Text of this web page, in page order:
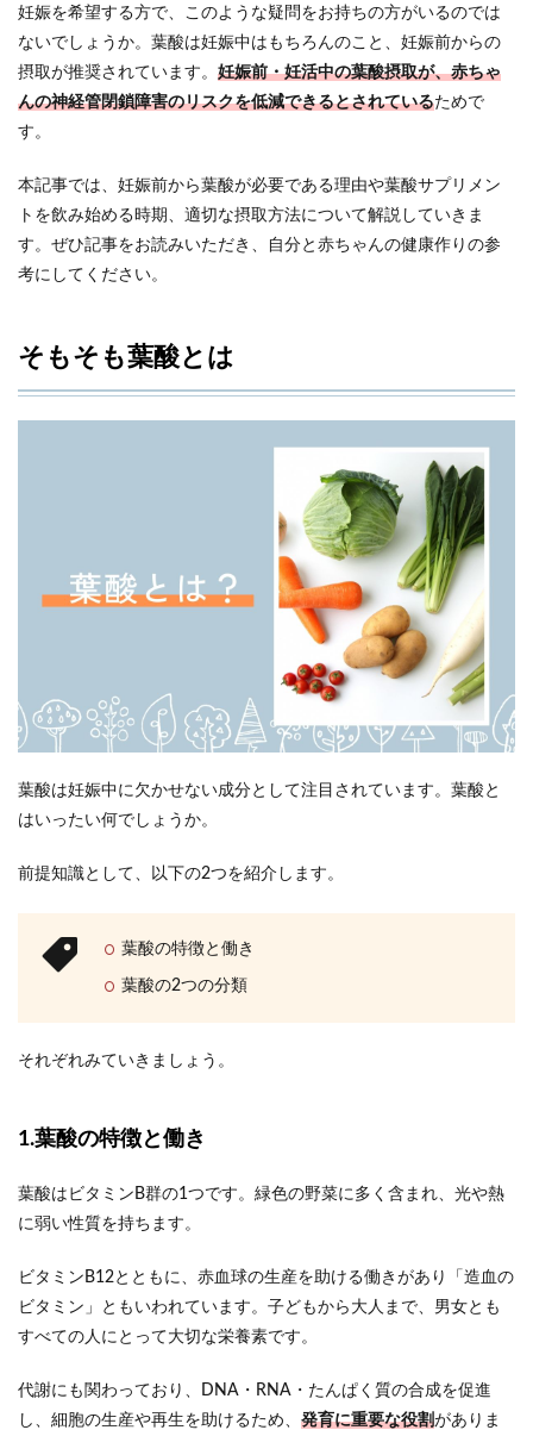
妊娠を希望する方で、このような疑問をお持ちの方がいるのでは
ないでしょうか。葉酸は妊娠中はもちろんのこと、妊娠前からの
摂取が推奨されています。 妊娠前・妊活中の葉酸摂取が、赤ちゃ
んの神経管閉鎖障害のリスクを低減できるとされているためで
す。
本記事では、妊娠前から葉酸が必要である理由や葉酸サプリメン
トを飲み始める時期、適切な摂取方法について解説していきま
す。ぜひ記事をお読みいただき、自分と赤ちゃんの健康作りの参
考にしてください。
そもそも葉酸とは
葉酸は妊娠中に欠かせない成分として注目されています。葉酸と
はいったい何でしょうか。
前提知識として、以下の2つを紹介します。
葉酸の特徴と働き
葉酸の2つの分類
それぞれみていきましょう。
1.葉酸の特徴と働き
葉酸はビタミンB群の1つです。緑色の野菜に多く含まれ、光や熱
に弱い性質を持ちます。
ビタミンB12とともに、赤血球の生産を助ける働きがあり「造血の
ビタミン」ともいわれています。子どもから大人まで、男女とも
すべての人にとって大切な栄養素です。
代謝にも関わっており、DNA・RNA・たんぱく質の合成を促進
し、細胞の生産や再生を助けるため、 発育に重要な役割がありま